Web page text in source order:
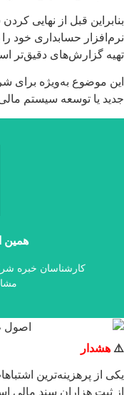
بنابراین قبل از نهایی
نرم‌افزار حسابداری خود
تهیه گزارش‌های دقیق‌تر
این موضوع به‌ویژه برای
جدید یا توسعه سیستم مالی
همین
کارشناسان خبره
⚠️ هشدار
یکی از پرهزینه‌ترین
از ثبت هزاران سند